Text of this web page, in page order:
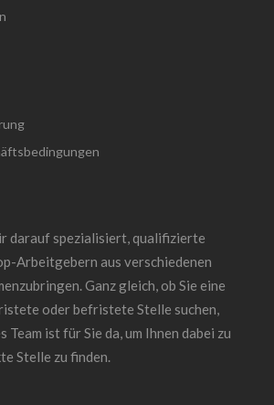
darauf spezialisiert, qualifizierte
Arbeitgebern aus verschiedenen
Ganz gleich, ob Sie eine
oder befristete Stelle suchen,
Team ist für Sie da, um Ihnen dabei zu
Stelle zu finden.